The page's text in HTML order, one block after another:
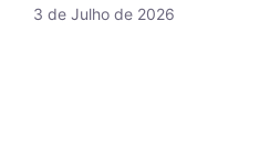
3 de Julho de 2026